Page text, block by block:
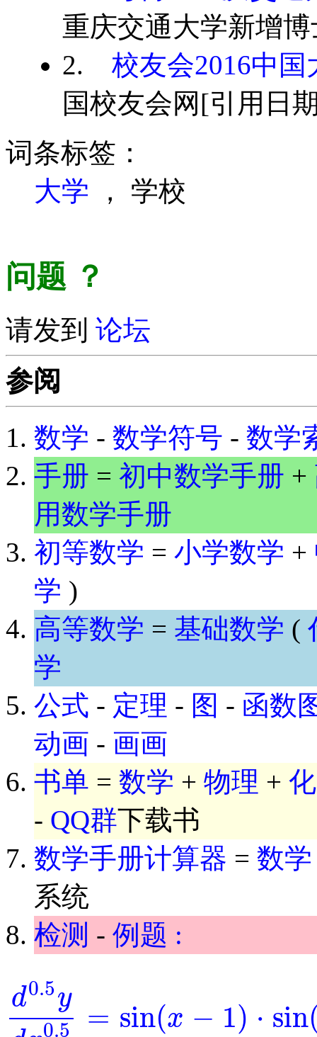
重庆交通大学新增
2.
校友会2016中
国校友会网 [引用日
词条标签：
大学
， 学校
问题 ？
请发到 论坛
参阅
数学 - 数学符号 - 数学
手册 = 初中数学手册 +
用数学手册
初等数学 = 小学数学 +
学 )
高等数学 = 基础数学 (
学
公式 - 定理 - 图 - 函数
动画 - 画画
书单 = 数学 + 物理 +
- QQ群下载书
数学手册计算器 = 数学
系统
检测 - 例题 :
d0.5y
0.5 = sin(x − 1) ⋅ sin
0.5 =sin 1)⋅sin y)